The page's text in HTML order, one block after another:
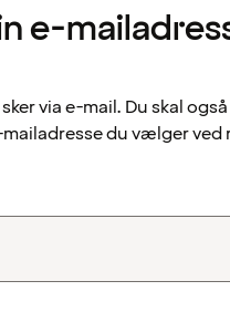
e-
via e-mail. Du skal
du vælger